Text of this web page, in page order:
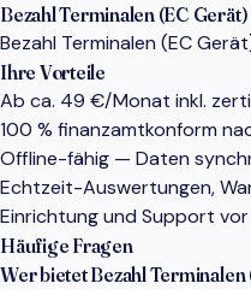
Bezahl Terminalen (EC
Bezahl Terminalen (EC
Ihre Vorteile
Ab ca. 49 €/Monat inkl.
100 % finanzamtkonform
Offline-fähig — Daten
Echtzeit-Auswertungen,
Einrichtung und Support
Häufige Fragen
Wer bietet Bezahl